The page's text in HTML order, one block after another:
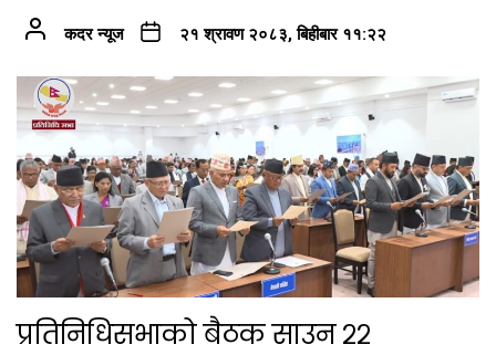
कदर न्यूज २१ श्रावण २०८३, बिहीबार ११:२२
प्रतिनिधिसभाको बैठक साउन २२